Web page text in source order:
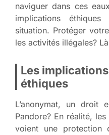
naviguer dans ces
implications
situation. Protéger
les activités illégales?
Les
éthiques
L’anonymat, un droit
Pandore? En réalité,
voient une protection